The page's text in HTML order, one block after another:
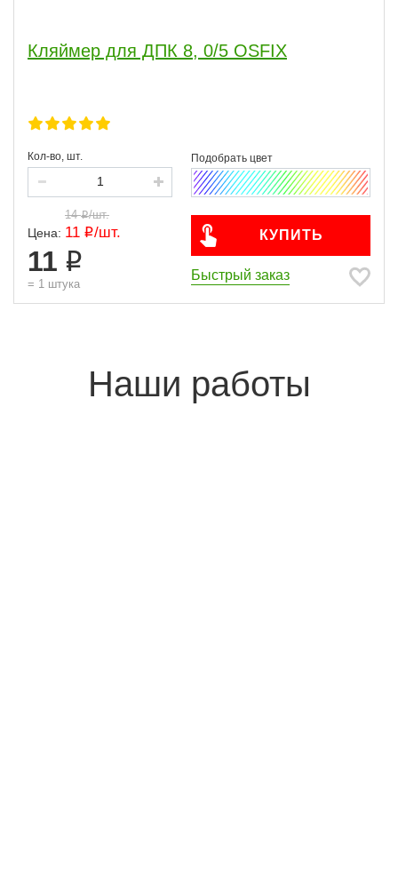
Кляймер для ДПК 8, 0/5 OSFIX
Кол-во, шт.
Цена:
14 /шт.
11 /шт.
11
= 1 штука
КУПИТЬ
Быстрый заказ
Наши работы